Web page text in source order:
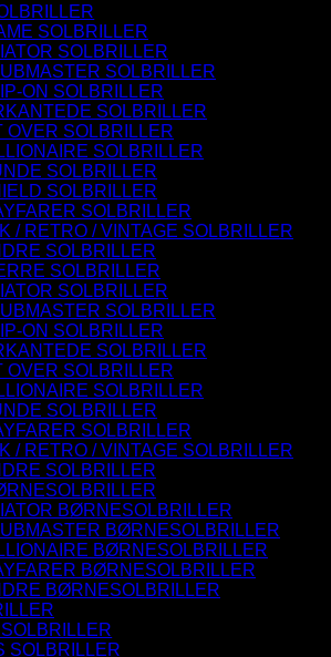
SOLBRILLER
SOLBRILLER
SOLBRILLER
ON SOLBRILLER
SOLBRILLER
OVER SOLBRILLER
SOLBRILLER
SOLBRILLER
SOLBRILLER
SOLBRILLER
/ RETRO / VINTAGE SOLBRILLER
SOLBRILLER
SOLBRILLER
SOLBRILLER
SOLBRILLER
ON SOLBRILLER
SOLBRILLER
OVER SOLBRILLER
SOLBRILLER
SOLBRILLER
SOLBRILLER
/ RETRO / VINTAGE SOLBRILLER
SOLBRILLER
BØRNESOLBRILLER
BØRNESOLBRILLER
BØRNESOLBRILLER
BØRNESOLBRILLER
BØRNESOLBRILLER
SOLBRILLER